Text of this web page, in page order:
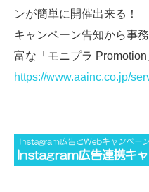
ンが簡単に開催出来る！
キャンペーン告知から事
富な「モニプラ Promotion
https://www.aainc.co.jp/